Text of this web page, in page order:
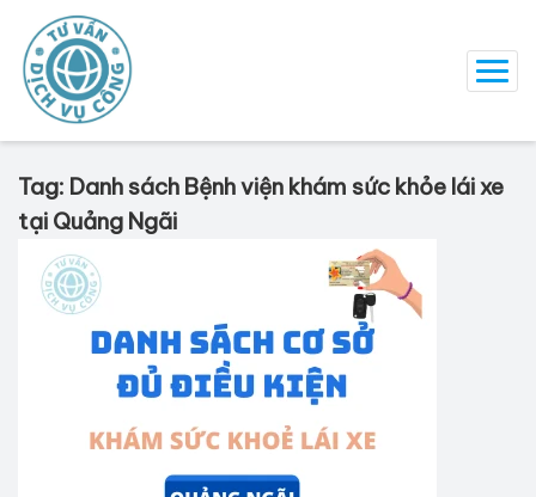
Tag: Danh sách Bệnh viện khám sức khỏe lái xe
tại Quảng Ngãi